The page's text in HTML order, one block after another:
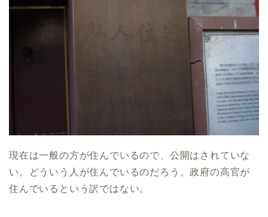
現在は一般の方が住んでいるので、公開はされていな
い。どういう人が住んでいるのだろう。政府の高官が
住んでいるという訳ではない。